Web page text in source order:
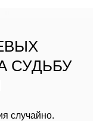
СУДЬБУ
случайно.